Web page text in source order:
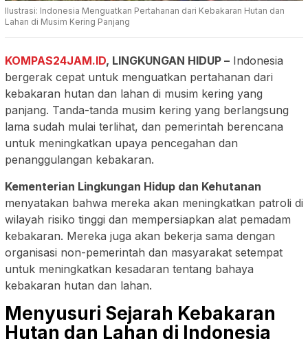
Ilustrasi: Indonesia Menguatkan Pertahanan dari Kebakaran Hutan dan
Lahan di Musim Kering Panjang
KOMPAS24JAM.ID, LINGKUNGAN HIDUP – Indonesia
bergerak cepat untuk menguatkan pertahanan dari
kebakaran hutan dan lahan di musim kering yang
panjang. Tanda-tanda musim kering yang berlangsung
lama sudah mulai terlihat, dan pemerintah berencana
untuk meningkatkan upaya pencegahan dan
penanggulangan kebakaran.
Kementerian Lingkungan Hidup dan Kehutanan
menyatakan bahwa mereka akan meningkatkan patroli di
wilayah risiko tinggi dan mempersiapkan alat pemadam
kebakaran. Mereka juga akan bekerja sama dengan
organisasi non-pemerintah dan masyarakat setempat
untuk meningkatkan kesadaran tentang bahaya
kebakaran hutan dan lahan.
Menyusuri Sejarah Kebakaran
Hutan dan Lahan di Indonesia